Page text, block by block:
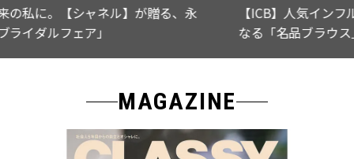
【ICB】人気インフルエンサーと共同制作! 週5で着たく
なる「名品ブラウス」２選
MAGAZINE